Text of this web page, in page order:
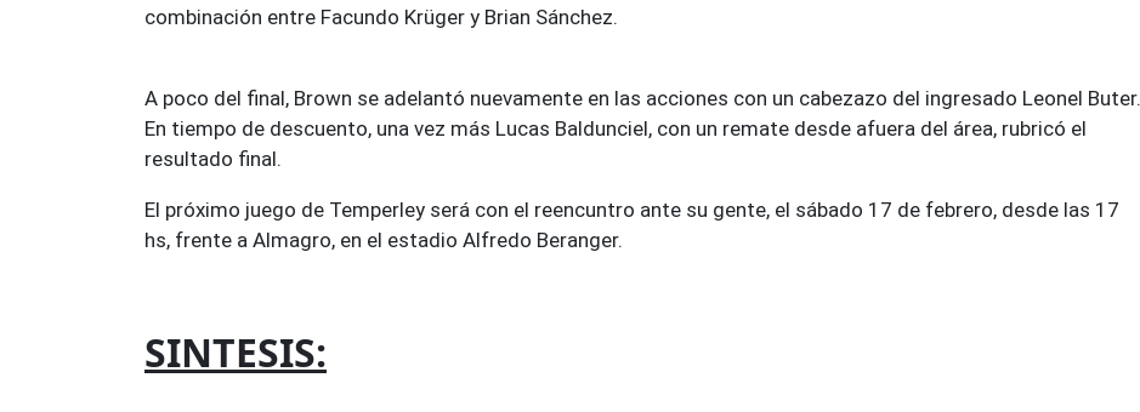
combinación entre Facundo Krüger y Brian Sánchez.
A poco del final, Brown se adelantó nuevamente en las acciones con un cabezazo del ingresado Leonel Buter.
En tiempo de descuento, una vez más Lucas Baldunciel, con un remate desde afuera del área, rubricó el
resultado final.
El próximo juego de Temperley será con el reencuntro ante su gente, el sábado 17 de febrero, desde las 17
hs, frente a Almagro, en el estadio Alfredo Beranger.
SINTESIS: